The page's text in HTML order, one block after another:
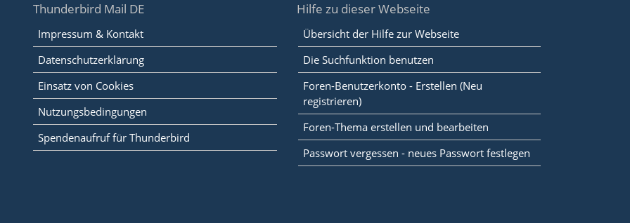
Thunderbird Mail DE
Impressum & Kontakt
Datenschutzerklärung
Einsatz von Cookies
Nutzungsbedingungen
Spendenaufruf für Thunderbird
Hilfe zu dieser Webseite
Übersicht der Hilfe zur Webseite
Die Suchfunktion benutzen
Foren-Benutzerkonto - Erstellen (Neu
registrieren)
Foren-Thema erstellen und bearbeiten
Passwort vergessen - neues Passwort festlegen